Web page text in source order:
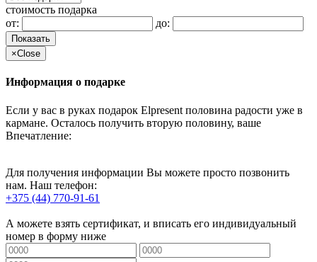
стоимость подарка
от:
до:
Показать
×Close
Информация о подарке
Если у вас в руках подарок Elpresent половина радости уже в
кармане. Осталось получить вторую половину, ваше
Впечатление:
Для получения информации Вы можете просто позвонить
нам. Наш телефон:
+375 (44) 770-91-61
А можете взять сертификат, и вписать его индивидуальный
номер в форму ниже